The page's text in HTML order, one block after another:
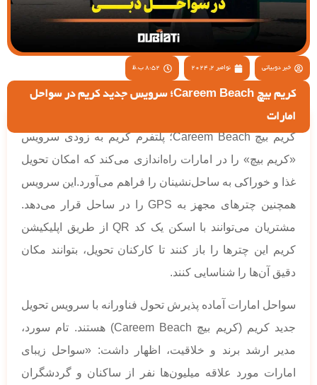
خبر دوبیاتی نوامبر 2, 2024 8:52 ب.ظ
کریم بیچ Careem Beach؛ سرویس جدید کریم در سواحل
امارات
کریم بیچ Careem Beach؛ پلتفرم کریم به زودی سرویس
«کریم بیچ» را در امارات راه‌اندازی می‌کند که امکان تحویل
غذا و خوراکی به ساحل‌نشینان را فراهم می‌آورد.این سرویس
همچنین چترهای مجهز به GPS را در ساحل قرار می‌دهد.
مشتریان می‌توانند با اسکن یک کد QR از طریق اپلیکیشن
کریم این چترها را باز کنند تا کارکنان تحویل، بتوانند مکان
دقیق آن‌ها را شناسایی کنند.
سواحل امارات آماده پذیرش تحول فناورانه با سرویس تحویل
جدید کریم (کریم بیچ Careem Beach) هستند. تام سورد،
مدیر ارشد برند و خلاقیت، اظهار داشت: «سواحل زیبای
امارات مورد علاقه میلیون‌ها نفر از ساکنان و گردشگران